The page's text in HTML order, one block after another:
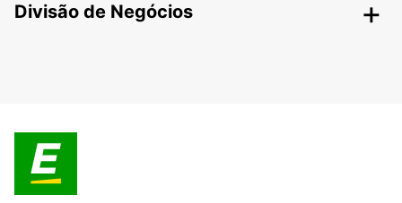
Divisão de Negócios